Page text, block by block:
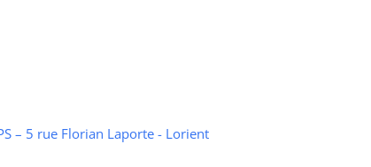
– 5 rue Florian Laporte - Lorient